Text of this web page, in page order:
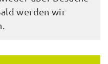
werden wir